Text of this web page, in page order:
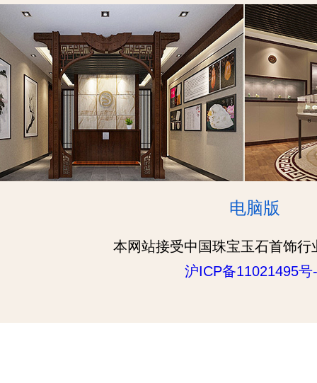
电脑版
本网站接受中国珠宝玉石首饰行
沪ICP备11021495号